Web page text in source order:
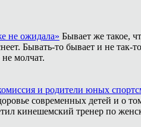
не ожидала» Бывает же такое,
Бывать-то бывает и не
молчат.
и родители юных
современных детей и о
кинешемский тренер по